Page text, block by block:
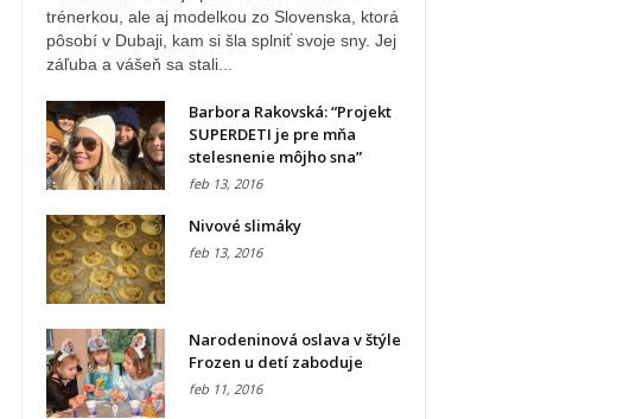
trénerkou, ale aj modelkou zo Slovenska, ktorá
pôsobí v Dubaji, kam si šla splniť svoje sny. Jej
záľuba a vášeň sa stali...
Barbora Rakovská: “Projekt
SUPERDETI je pre mňa
stelesnenie môjho sna”
feb 13, 2016
Nivové slimáky
feb 13, 2016
Narodeninová oslava v štýle
Frozen u detí zaboduje
feb 11, 2016